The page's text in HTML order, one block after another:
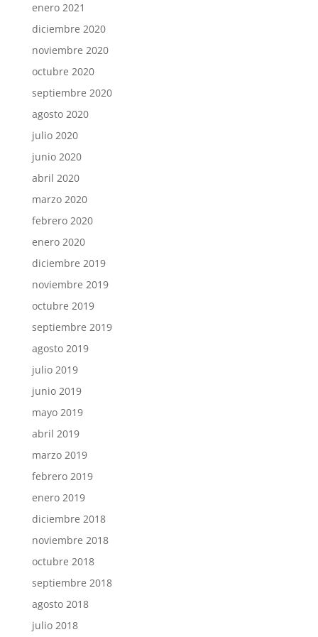
enero 2021
diciembre 2020
noviembre 2020
octubre 2020
septiembre 2020
agosto 2020
julio 2020
junio 2020
abril 2020
marzo 2020
febrero 2020
enero 2020
diciembre 2019
noviembre 2019
octubre 2019
septiembre 2019
agosto 2019
julio 2019
junio 2019
mayo 2019
abril 2019
marzo 2019
febrero 2019
enero 2019
diciembre 2018
noviembre 2018
octubre 2018
septiembre 2018
agosto 2018
julio 2018